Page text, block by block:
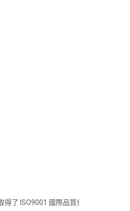
了 ISO9001 國際品質保